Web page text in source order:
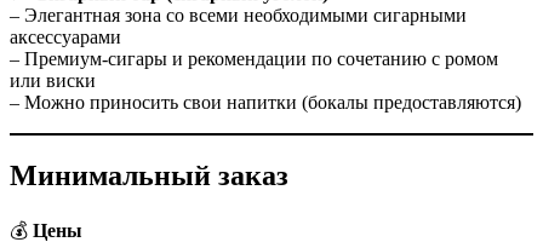
– Элегантная зона со всеми необходимыми сигарными
аксессуарами
– Премиум-сигары и рекомендации по сочетанию с ромом
или виски
– Можно приносить свои напитки (бокалы предоставляются)
Минимальный заказ
💰 Цены